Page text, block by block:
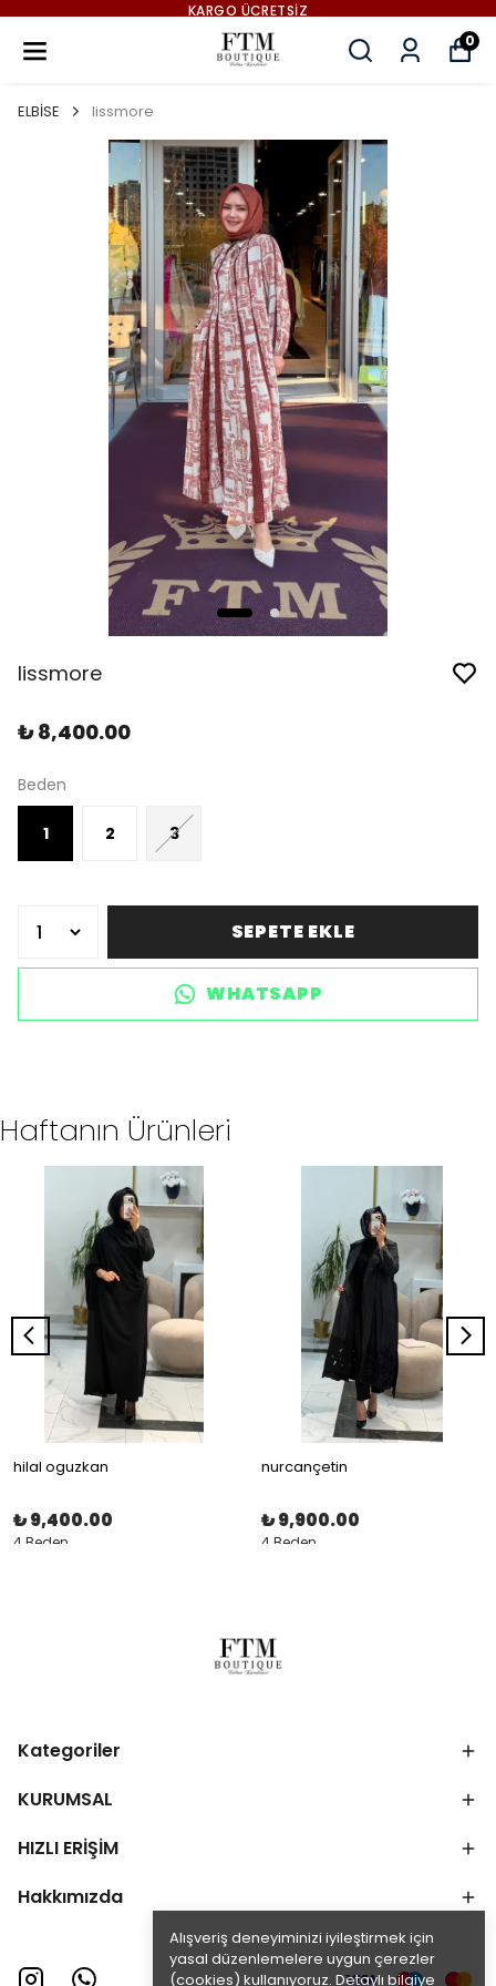
KARGO ÜCRETSİZ
0
Alışveriş deneyiminizi iyileştirmek için
yasal düzenlemelere uygun çerezler
(cookies) kullanıyoruz. Detaylı bilgiye
ELBİSE lissmore
lissmore
₺ 8,400.00
Beden
1 2 3
SEPETE EKLE
WHATSAPP
Haftanın Ürünleri
hilal oguzkan
₺ 9,400.00
4 Beden
nurcançetin
₺ 9,900.00
4 Beden
Kategoriler
KURUMSAL
HIZLI ERİŞİM
Hakkımızda